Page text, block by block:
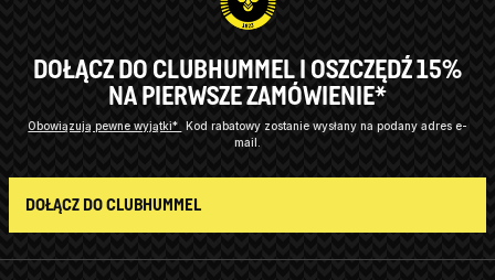
DOŁĄCZ DO CLUBHUMMEL I OSZCZĘDŹ 15%
NA PIERWSZE ZAMÓWIENIE*
Obowiązują pewne wyjątki*
Kod rabatowy zostanie wysłany na podany adres e-
mail.
DOŁĄCZ DO CLUBHUMMEL